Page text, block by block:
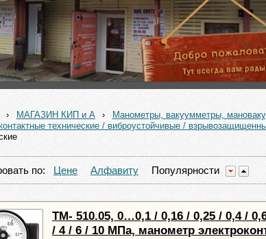
› МАГАЗИН КИП и А › Манометры, вакуумметры,
технические / виброустойчивые /
по: Цене Алфавиту Популярности
ТМ- 510.05, 0…0,1 / 0,16 / 0,25 / 0,4 /
/ 4 / 6 / 10 МПа, манометр